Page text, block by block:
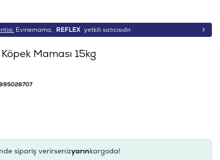
Evinemama, REFLEX yetkili satıcısıdır.
Maması 15kg
sipariş verirsenizyarınkargoda!